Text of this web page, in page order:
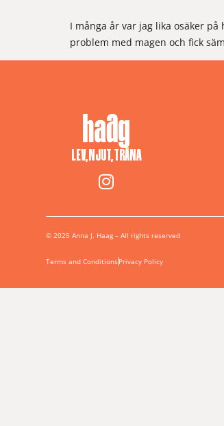
I många år var jag lika osäker
problem med magen och fick
LEV, NJUT, TRÄNA
© 2025 Anna J. Haag – All rights reserved
Terms and ConditionsPrivacy Policy